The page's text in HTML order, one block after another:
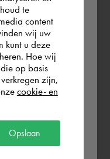
2006 (8
for all
te
content
wij uw
kunt u deze
Hoe wij
op basis
zijn,
cookie- en
Opslaan